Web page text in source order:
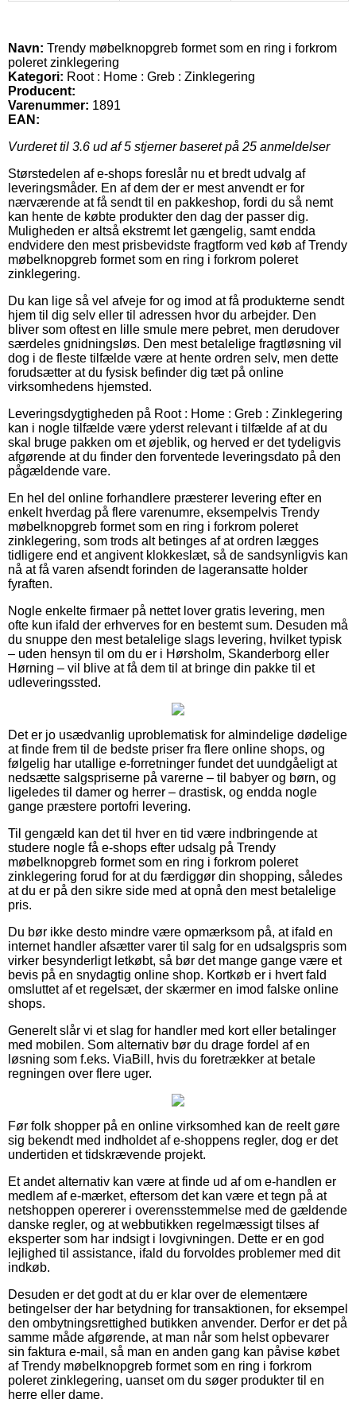
Navn: Trendy møbelknopgreb formet som en ring i forkrom
poleret zinklegering
Kategori: Root : Home : Greb : Zinklegering
Producent:
Varenummer: 1891
EAN:
Vurderet til 3.6 ud af 5 stjerner baseret på 25 anmeldelser
Størstedelen af e-shops foreslår nu et bredt udvalg af
leveringsmåder. En af dem der er mest anvendt er for
nærværende at få sendt til en pakkeshop, fordi du så nemt
kan hente de købte produkter den dag der passer dig.
Muligheden er altså ekstremt let gængelig, samt endda
endvidere den mest prisbevidste fragtform ved køb af Trendy
møbelknopgreb formet som en ring i forkrom poleret
zinklegering.
Du kan lige så vel afveje for og imod at få produkterne sendt
hjem til dig selv eller til adressen hvor du arbejder. Den
bliver som oftest en lille smule mere pebret, men derudover
særdeles gnidningsløs. Den mest betalelige fragtløsning vil
dog i de fleste tilfælde være at hente ordren selv, men dette
forudsætter at du fysisk befinder dig tæt på online
virksomhedens hjemsted.
Leveringsdygtigheden på Root : Home : Greb : Zinklegering
kan i nogle tilfælde være yderst relevant i tilfælde af at du
skal bruge pakken om et øjeblik, og herved er det tydeligvis
afgørende at du finder den forventede leveringsdato på den
pågældende vare.
En hel del online forhandlere præsterer levering efter en
enkelt hverdag på flere varenumre, eksempelvis Trendy
møbelknopgreb formet som en ring i forkrom poleret
zinklegering, som trods alt betinges af at ordren lægges
tidligere end et angivent klokkeslæt, så de sandsynligvis kan
nå at få varen afsendt forinden de lageransatte holder
fyraften.
Nogle enkelte firmaer på nettet lover gratis levering, men
ofte kun ifald der erhverves for en bestemt sum. Desuden må
du snuppe den mest betalelige slags levering, hvilket typisk
– uden hensyn til om du er i Hørsholm, Skanderborg eller
Hørning – vil blive at få dem til at bringe din pakke til et
udleveringssted.
Det er jo usædvanlig uproblematisk for almindelige dødelige
at finde frem til de bedste priser fra flere online shops, og
følgelig har utallige e-forretninger fundet det uundgåeligt at
nedsætte salgspriserne på varerne – til babyer og børn, og
ligeledes til damer og herrer – drastisk, og endda nogle
gange præstere portofri levering.
Til gengæld kan det til hver en tid være indbringende at
studere nogle få e-shops efter udsalg på Trendy
møbelknopgreb formet som en ring i forkrom poleret
zinklegering forud for at du færdiggør din shopping, således
at du er på den sikre side med at opnå den mest betalelige
pris.
Du bør ikke desto mindre være opmærksom på, at ifald en
internet handler afsætter varer til salg for en udsalgspris som
virker besynderligt letkøbt, så bør det mange gange være et
bevis på en snydagtig online shop. Kortkøb er i hvert fald
omsluttet af et regelsæt, der skærmer en imod falske online
shops.
Generelt slår vi et slag for handler med kort eller betalinger
med mobilen. Som alternativ bør du drage fordel af en
løsning som f.eks. ViaBill, hvis du foretrækker at betale
regningen over flere uger.
Før folk shopper på en online virksomhed kan de reelt gøre
sig bekendt med indholdet af e-shoppens regler, dog er det
undertiden et tidskrævende projekt.
Et andet alternativ kan være at finde ud af om e-handlen er
medlem af e-mærket, eftersom det kan være et tegn på at
netshoppen opererer i overensstemmelse med de gældende
danske regler, og at webbutikken regelmæssigt tilses af
eksperter som har indsigt i lovgivningen. Dette er en god
lejlighed til assistance, ifald du forvoldes problemer med dit
indkøb.
Desuden er det godt at du er klar over de elementære
betingelser der har betydning for transaktionen, for eksempel
den ombytningsrettighed butikken anvender. Derfor er det på
samme måde afgørende, at man når som helst opbevarer
sin faktura e-mail, så man en anden gang kan påvise købet
af Trendy møbelknopgreb formet som en ring i forkrom
poleret zinklegering, uanset om du søger produkter til en
herre eller dame.